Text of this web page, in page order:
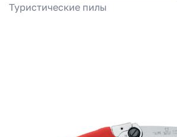
Туристические пилы